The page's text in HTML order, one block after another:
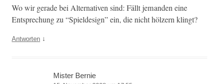
Wo wir ger­ade bei Alter­na­tiv­en sind: Fällt jeman­den eine
Entsprechung zu “Spield­e­sign” ein, die nicht hölz­ern klingt?
Antworten ↓
Mister Bernie